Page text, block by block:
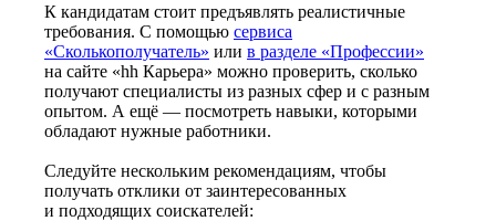
К кандидатам стоит предъявлять реалистичные
требования. С помощью сервиса
«Сколькополучатель» или в разделе «Профессии»
на сайте «hh Карьера» можно проверить, сколько
получают специалисты из разных сфер и с разным
опытом. А ещё — посмотреть навыки, которыми
обладают нужные работники.
Следуйте нескольким рекомендациям, чтобы
получать отклики от заинтересованных
и подходящих соискателей: